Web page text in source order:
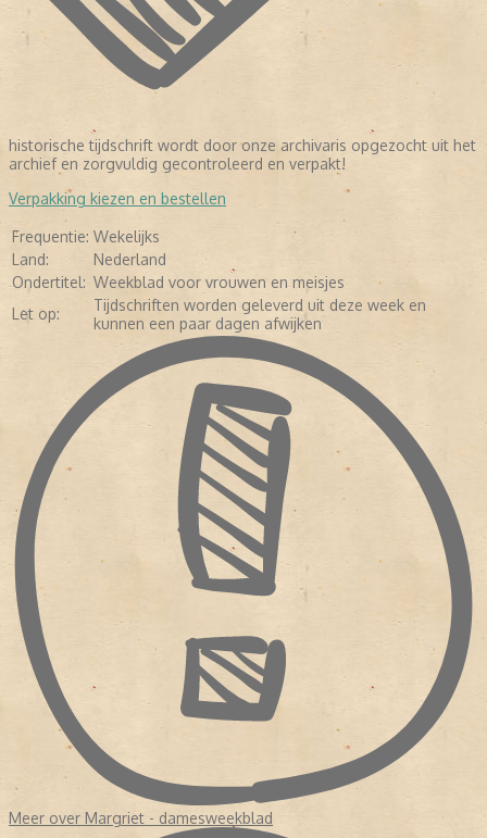
historische tijdschrift wordt door onze archivaris opgezocht uit het
archief en zorgvuldig gecontroleerd en verpakt!
LEES VERDER
Verpakking kiezen en bestellen
Frequentie: Wekelijks
Land:
Nederland
Ondertitel: Weekblad voor vrouwen en meisjes
Let op:
Tijdschriften worden geleverd uit deze week en
kunnen een paar dagen afwijken
Meer over Margriet - damesweekblad